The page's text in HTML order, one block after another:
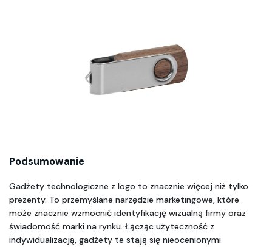
Podsumowanie
Gadżety technologiczne z logo to znacznie więcej niż tylko
prezenty. To przemyślane narzędzie marketingowe, które
może znacznie wzmocnić identyfikację wizualną firmy oraz
świadomość marki na rynku. Łącząc użyteczność z
indywidualizacją, gadżety te stają się nieocenionymi